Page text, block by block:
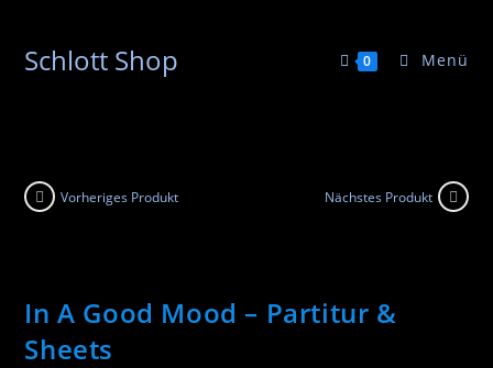
Schlott Shop 0 Menü
Vorheriges Produkt Nächstes Produkt
In A Good Mood – Partitur &
Sheets